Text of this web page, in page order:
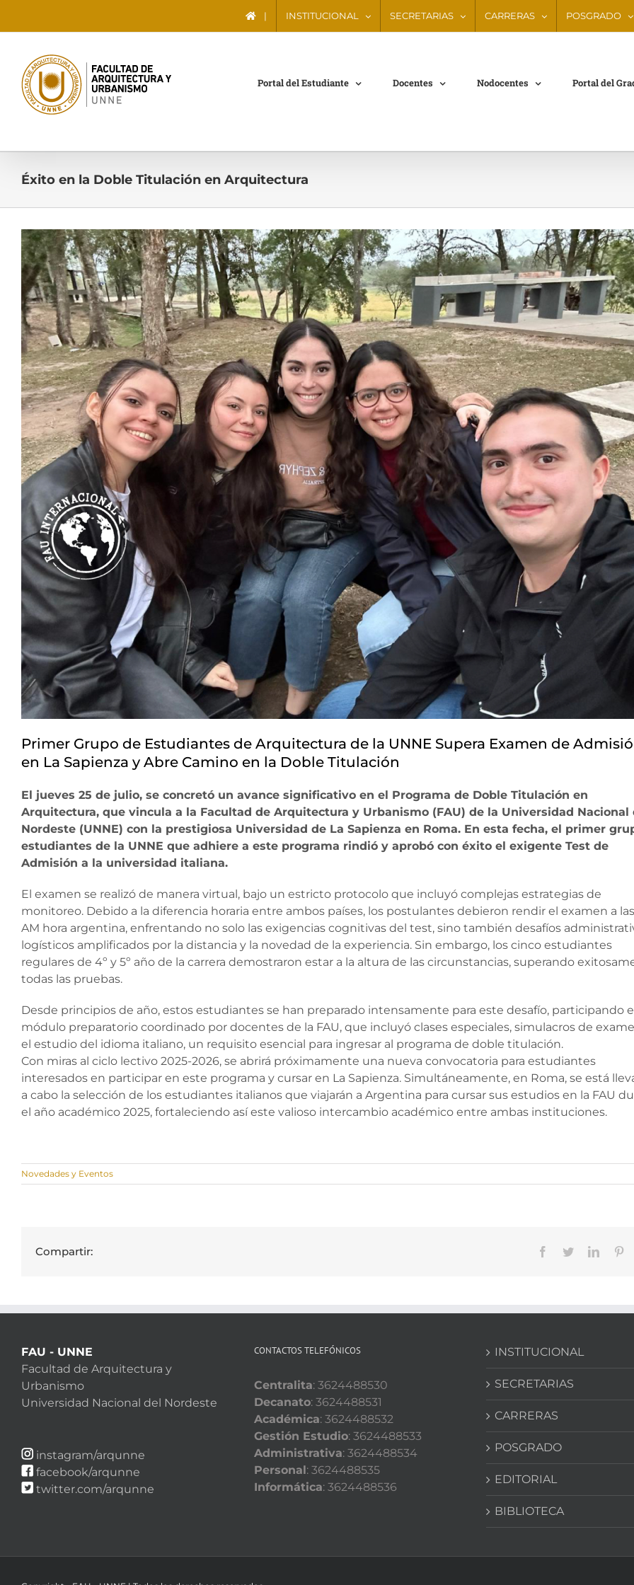
| INSTITUCIONAL SECRETARIAS CARRERAS POSGRADO
Portal del Estudiante Docentes Nodocentes Portal del
Éxito en la Doble Titulación en Arquitectura
Primer Grupo de Estudiantes de Arquitectura de la UNNE Supera Examen de
en La Sapienza y Abre Camino en la Doble Titulación
El jueves 25 de julio, se concretó un avance significativo en el Programa de Doble Titulación en
Arquitectura, que vincula a la Facultad de Arquitectura y Urbanismo (FAU) de la Universidad Nacional
Nordeste (UNNE) con la prestigiosa Universidad de La Sapienza en Roma. En esta fecha, el primer
estudiantes de la UNNE que adhiere a este programa rindió y aprobó con éxito el exigente Test de
Admisión a la universidad italiana.
El examen se realizó de manera virtual, bajo un estricto protocolo que incluyó complejas estrategias de
monitoreo. Debido a la diferencia horaria entre ambos países, los postulantes debieron rendir el examen a
AM hora argentina, enfrentando no solo las exigencias cognitivas del test, sino también desafíos
logísticos amplificados por la distancia y la novedad de la experiencia. Sin embargo, los cinco estudiantes
regulares de 4º y 5º año de la carrera demostraron estar a la altura de las circunstancias, superando
todas las pruebas.
Desde principios de año, estos estudiantes se han preparado intensamente para este desafío, participando
módulo preparatorio coordinado por docentes de la FAU, que incluyó clases especiales, simulacros de
el estudio del idioma italiano, un requisito esencial para ingresar al programa de doble titulación.
Con miras al ciclo lectivo 2025-2026, se abrirá próximamente una nueva convocatoria para estudiantes
interesados en participar en este programa y cursar en La Sapienza. Simultáneamente, en Roma, se está
a cabo la selección de los estudiantes italianos que viajarán a Argentina para cursar sus estudios en la FAU
el año académico 2025, fortaleciendo así este valioso intercambio académico entre ambas instituciones.
Novedades y Eventos
Compartir: Facebook
Twitter
FAU - UNNE
Facultad de Arquitectura y
Urbanismo
Universidad Nacional del Nordeste
instagram/arqunne
facebook/arqunne
twitter.com/arqunne
CONTACTOS TELEFÓNICOS
Centralita: 3624488530
Decanato: 3624488531
Académica: 3624488532
Gestión Estudio: 3624488533
Administrativa: 3624488534
Personal: 3624488535
Informática: 3624488536
INSTITUCIONAL
SECRETARIAS
CARRERAS
POSGRADO
EDITORIAL
BIBLIOTECA